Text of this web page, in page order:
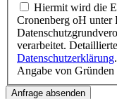
Hiermit wird die
Cronenberg oH unter
verarbeitet.
Datenschutzerklärung
Angabe von
Anfrage absenden